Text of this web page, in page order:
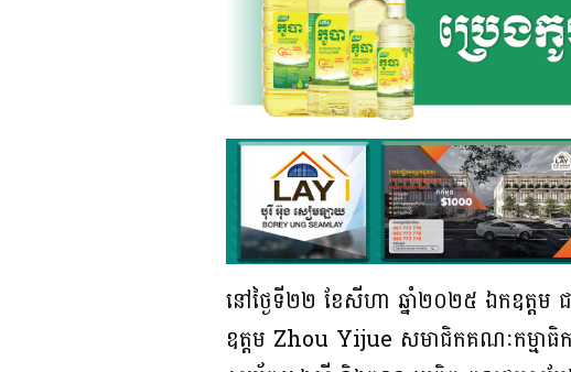
នៅថ្ងៃទី២២ ខែសីហា ឆ្នាំ២០២៥ ឯកឧត្តម
ឧត្តម Zhou Yijue សមាជិកគណៈកម្មាធិក